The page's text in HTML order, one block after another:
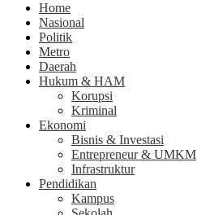
Home
Nasional
Politik
Metro
Daerah
Hukum & HAM
Korupsi
Kriminal
Ekonomi
Bisnis & Investasi
Entrepreneur & UMKM
Infrastruktur
Pendidikan
Kampus